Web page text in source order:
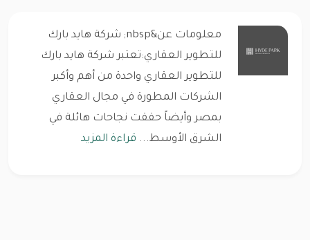
معلومات عن&nbsp; شركة هايد بارك
للتطوير العقاري:تعتبر شركة هايد بارك
للتطوير العقاري واحدة من أهم وأكبر
الشركات المطورة في مجال العقاري
بمصر وأيضاً حققت نجاحات هائلة في
الشرق الأوسط... قراءة المزيد